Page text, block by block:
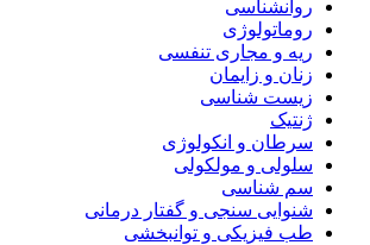
روانشناسی
روماتولوژی
ریه و مجاری تنفسی
زنان و زایمان
زیست شناسی
ژنتیک
سرطان و انکولوژی
سلولی و مولکولی
سم شناسی
شنوایی سنجی و گفتار درمانی
طب فیزیکی و توانبخشی